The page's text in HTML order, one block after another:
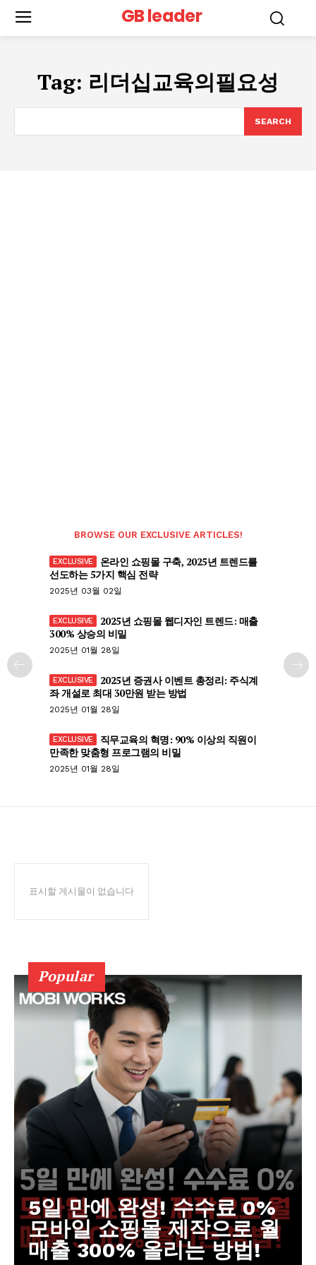
GB leader
Tag: 리더십교육의필요성
SEARCH
BROWSE OUR EXCLUSIVE ARTICLES!
온라인 쇼핑몰 구축, 2025년 트렌드를
선도하는 5가지 핵심 전략
2025년 03월 02일
2025년 쇼핑몰 웹디자인 트렌드: 매출
300% 상승의 비밀
2025년 01월 28일
2025년 증권사 이벤트 총정리: 주식계
좌 개설로 최대 30만원 받는 방법
2025년 01월 28일
직무교육의 혁명: 90% 이상의 직원이
만족한 맞춤형 프로그램의 비밀
2025년 01월 28일
표시할 게시물이 없습니다
Popular
5일 만에 완성! 수수료 0%
모바일 쇼핑몰 제작으로 월
매출 300% 올리는 방법!